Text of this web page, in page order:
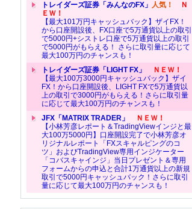
トレイダーズ証券「みんなのFX」 人気！
Ｎ
ＥＷ！
【最大101万円キャッシュバック】ザイFX！
から口座開設後、FX口座で5万通貨以上の取引
で5000円+シストレ口座で5万通貨以上の取引
で5000円がもらえる！ さらに取引量に応じて
最大100万円のチャンスも！
トレイダーズ証券「LIGHT FX」
ＮＥＷ！
【最大100万3000円キャッシュバック】ザイ
FX！から口座開設後、LIGHT FXで5万通貨以
上の取引で3000円がもらえる！さらに取引量
に応じて最大100万円のチャンスも！
JFX「MATRIX TRADER」
ＮＥＷ！
【小林芳彦レポート＆TradingViewインジと最
大100万5000円】口座開設完了で小林芳彦オ
リジナルレポート「FXスキャルピングのコ
ツ」およびTradingView専用インジケーター
「コバスキャインジ」当日プレゼント＆専用
フォームからの申込と合計1万通貨以上の新規
取引で5000円キャッシュバック！さらに取引
量に応じて最大100万円のチャンスも！